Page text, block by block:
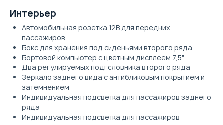
Интерьер
Автомобильная розетка 12В для передних
пассажиров
Бокс для хранения под сиденьями второго ряда
Бортовой компьютер с цветным дисплеем 7,5"
Два регулируемых подголовника второго ряда
Зеркало заднего вида с антибликовым покрытием и
затемнением
Индивидуальная подсветка для пассажиров заднего
ряда
Индивидуальная подсветка для пассажиров